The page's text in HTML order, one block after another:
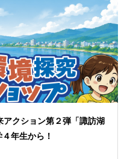
アクション第２弾「諏訪湖
年生から！